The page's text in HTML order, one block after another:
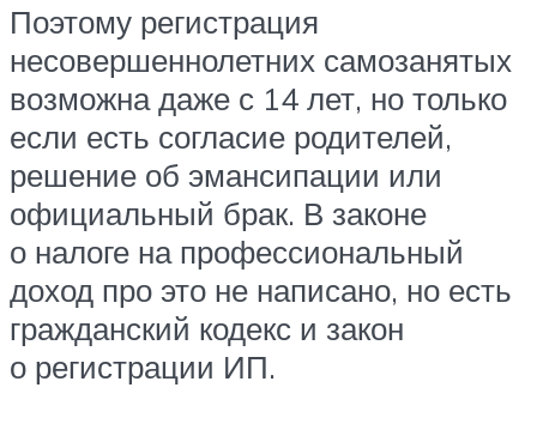
Поэтому регистрация
несовершеннолетних самозанятых
возможна даже с 14 лет, но только
если есть согласие родителей,
решение об эмансипации или
официальный брак. В законе
о налоге на профессиональный
доход про это не написано, но есть
гражданский кодекс и закон
о регистрации ИП.